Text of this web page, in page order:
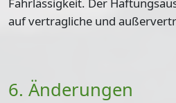
Fahrlässigkeit. Der
auf vertragliche und
6. Änderungen